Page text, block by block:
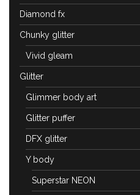
Diamond fx
Chunky glitter
Vivid gleam
Glitter
Glimmer body art
Glitter puffer
DFX glitter
Y body
Superstar NEON